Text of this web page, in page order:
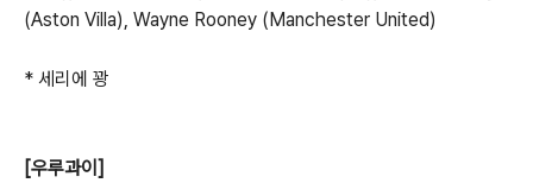
(Aston Villa), Wayne Rooney (Manchester United)
* 세리에 꽝
[우루과이]